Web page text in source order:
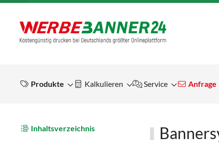
Produkte Kalkulieren Service Anfrage
Inhaltsverzeichnis